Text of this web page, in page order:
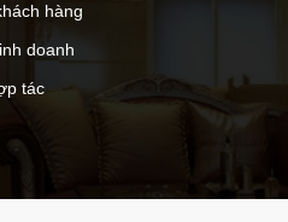
hàng
doanh
tác